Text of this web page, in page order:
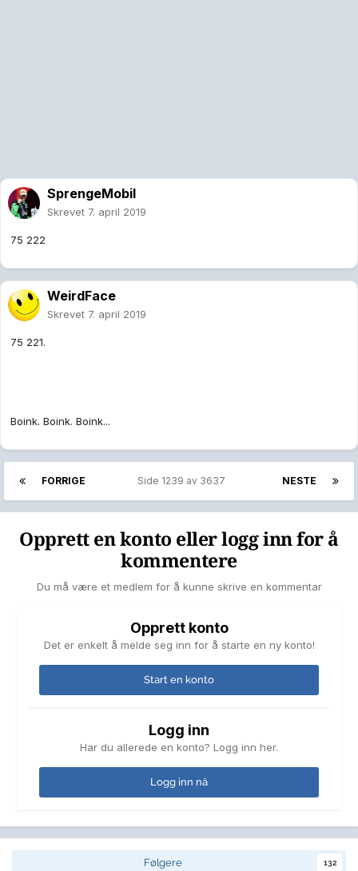
SprengeMobil
Skrevet 7. april 2019
75 222
WeirdFace
Skrevet 7. april 2019
75 221.
Boink. Boink. Boink...
FORRIGE NESTE
Side 1239 av 3637
Opprett en konto eller logg inn for å
kommentere
Du må være et medlem for å kunne skrive en kommentar
Opprett konto
Det er enkelt å melde seg inn for å starte en ny konto!
Start en konto
Logg inn
Har du allerede en konto? Logg inn her.
Logg inn nå
Følgere 132